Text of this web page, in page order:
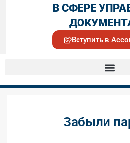
В СФЕРЕ
Вступить в
Забыли